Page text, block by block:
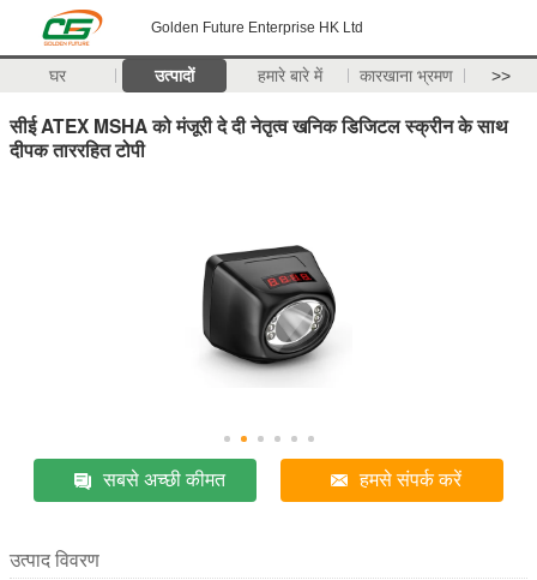
Golden Future Enterprise HK Ltd
घर उत्पादों हमारे बारे में कारखाना भ्रमण >>
सीई ATEX MSHA को मंजूरी दे दी नेतृत्व खनिक डिजिटल स्क्रीन के साथ
दीपक ताररहित टोपी
सबसे अच्छी कीमत हमसे संपर्क करें
उत्पाद विवरण